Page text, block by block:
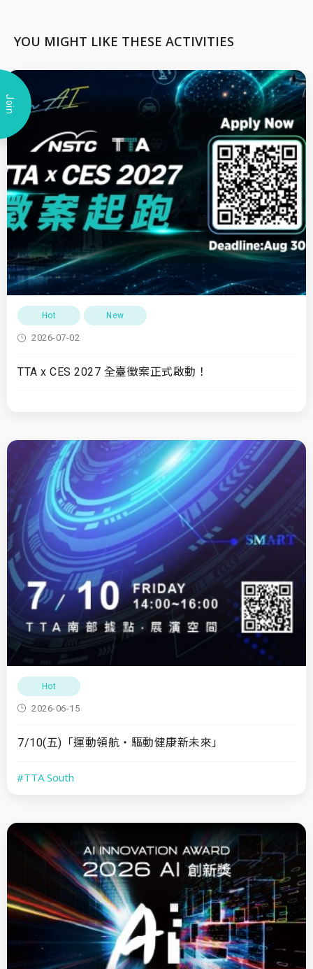
Join
YOU MIGHT LIKE THESE ACTIVITIES
Hot New
2026-07-02
TTA x CES 2027 全臺徵案正式啟動！
Hot
2026-06-15
7/10(五)「運動領航・驅動健康新未來」
#TTA South